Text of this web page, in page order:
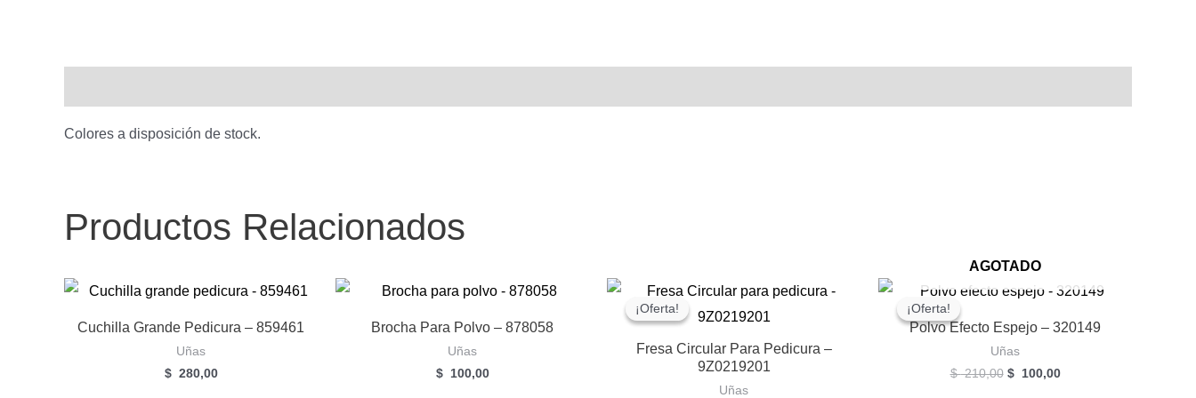
Colores a disposición de stock.
Productos Relacionados
Cuchilla Grande Pedicura – 859461
Uñas
$ 280,00
Brocha Para Polvo – 878058
Uñas
$ 100,00
¡Oferta!
¡Oferta!
Fresa Circular Para Pedicura –
9Z0219201
Uñas
¡Oferta!
AGOTADO
¡Oferta!
Polvo Efecto Espejo – 320149
Uñas
$210,00 El
$ 100,00El